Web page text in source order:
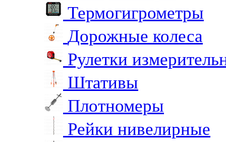
Термогигрометры
Дорожные колеса
Рулетки
Штативы
Плотномеры
Рейки нивелирные